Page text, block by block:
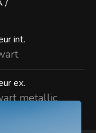
/
int.
ex.
metallic